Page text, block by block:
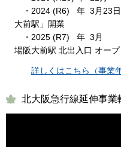
・2024 (R6) 年 3月23日
大前駅」開業
・2025 (R7) 年 3月
場阪大前駅 北出入口 オープ
詳しくはこちら（事業
北大阪急行線延伸事業